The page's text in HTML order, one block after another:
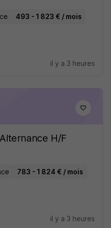
493 - 1 823 € / mois
il y a 3 heures
H/F
783 - 1 824 € / mois
il y a 3 heures